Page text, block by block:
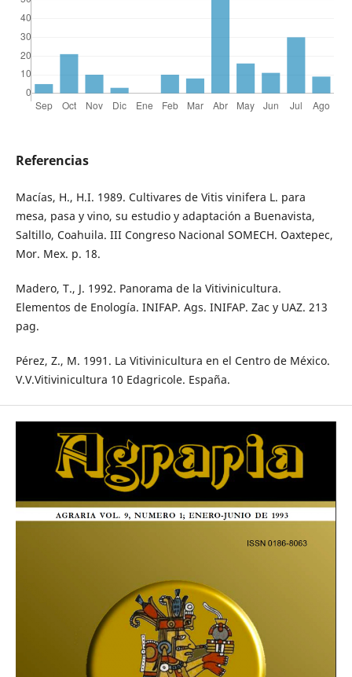
Referencias
Macías, H., H.I. 1989. Cultivares de Vitis vinifera L. para
mesa, pasa y vino, su estudio y adaptación a Buenavista,
Saltillo, Coahuila. III Congreso Nacional SOMECH. Oaxtepec,
Mor. Mex. p. 18.
Madero, T., J. 1992. Panorama de la Vitivinicultura.
Elementos de Enología. INIFAP. Ags. INIFAP. Zac y UAZ. 213
pag.
Pérez, Z., M. 1991. La Vitivinicultura en el Centro de México.
V.V.Vitivinicultura 10 Edagricole. España.